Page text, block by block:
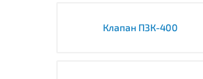
Клапан ПЗК-400